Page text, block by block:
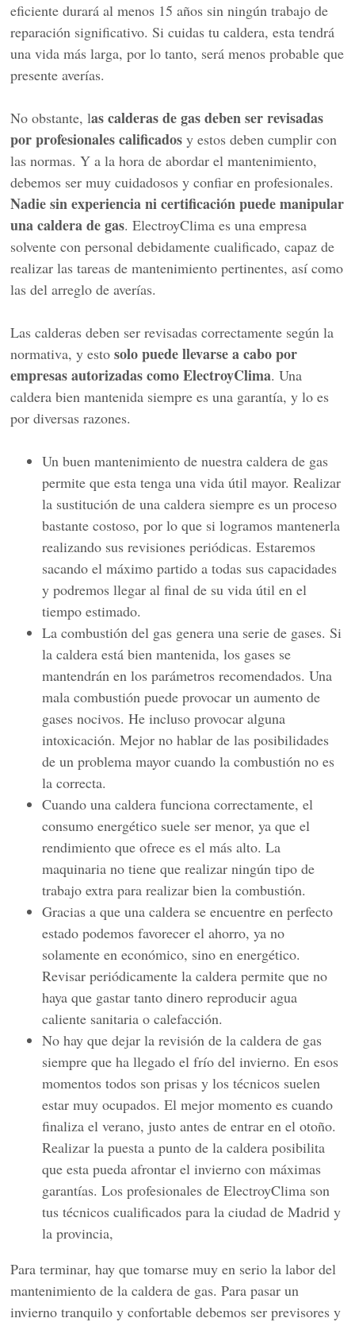
eficiente durará al menos 15 años sin ningún trabajo de
reparación significativo. Si cuidas tu caldera, esta tendrá
una vida más larga, por lo tanto, será menos probable que
presente averías.
No obstante, las calderas de gas deben ser revisadas
por profesionales calificados y estos deben cumplir con
las normas. Y a la hora de abordar el mantenimiento,
debemos ser muy cuidadosos y confiar en profesionales.
Nadie sin experiencia ni certificación puede manipular
una caldera de gas. ElectroyClima es una empresa
solvente con personal debidamente cualificado, capaz de
realizar las tareas de mantenimiento pertinentes, así como
las del arreglo de averías.
Las calderas deben ser revisadas correctamente según la
normativa, y estosolo puede llevarse a cabo por
empresas autorizadas como ElectroyClima. Una
caldera bien mantenida siempre es una garantía, y lo es
por diversas razones.
Un buen mantenimiento de nuestra caldera de gas
permite que esta tenga una vida útil mayor. Realizar
la sustitución de una caldera siempre es un proceso
bastante costoso, por lo que si logramos mantenerla
realizando sus revisiones periódicas. Estaremos
sacando el máximo partido a todas sus capacidades
y podremos llegar al final de su vida útil en el
tiempo estimado.
La combustión del gas genera una serie de gases. Si
la caldera está bien mantenida, los gases se
mantendrán en los parámetros recomendados. Una
mala combustión puede provocar un aumento de
gases nocivos. He incluso provocar alguna
intoxicación. Mejor no hablar de las posibilidades
de un problema mayor cuando la combustión no es
la correcta.
Cuando una caldera funciona correctamente, el
consumo energético suele ser menor, ya que el
rendimiento que ofrece es el más alto. La
maquinaria no tiene que realizar ningún tipo de
trabajo extra para realizar bien la combustión.
Gracias a que una caldera se encuentre en perfecto
estado podemos favorecer el ahorro, ya no
solamente en económico, sino en energético.
Revisar periódicamente la caldera permite que no
haya que gastar tanto dinero reproducir agua
caliente sanitaria o calefacción.
No hay que dejar la revisión de la caldera de gas
siempre que ha llegado el frío del invierno. En esos
momentos todos son prisas y los técnicos suelen
estar muy ocupados. El mejor momento es cuando
finaliza el verano, justo antes de entrar en el otoño.
Realizar la puesta a punto de la caldera posibilita
que esta pueda afrontar el invierno con máximas
garantías. Los profesionales de ElectroyClima son
tus técnicos cualificados para la ciudad de Madrid y
la provincia,
Para terminar, hay que tomarse muy en serio la labor del
mantenimiento de la caldera de gas. Para pasar un
invierno tranquilo y confortable debemos ser previsores y